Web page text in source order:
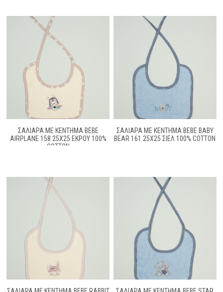
ΣΑΛΙΑΡΑ ΜΕ ΚΈΝΤΗΜΑ BEBE
AIRPLANE 158 25X25 ΕΚΡΟΎ 100%
COTTON
ΣΑΛΙΑΡΑ ΜΕ ΚΈΝΤΗΜΑ BEBE BABY
BEAR 161 25X25 ΣΙΕΛ 100% COTTON